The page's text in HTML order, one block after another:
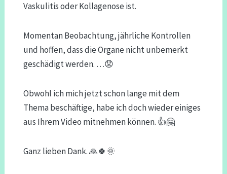
Vaskulitis oder Kollagenose ist.
Momentan Beobachtung, jährliche Kontrollen
und hoffen, dass die Organe nicht unbemerkt
geschädigt werden. …😟
Obwohl ich mich jetzt schon lange mit dem
Thema beschäftige, habe ich doch wieder einiges
aus Ihrem Video mitnehmen können. 👍🤗
Ganz lieben Dank. 🙏🍀🌞